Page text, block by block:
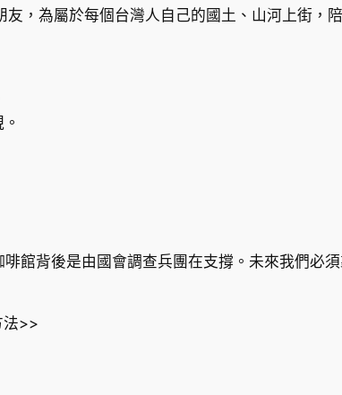
，為屬於每個台灣人自己的國土、山河上街，
館背後是由國會調查兵團在支撐。未來我們必
法>>